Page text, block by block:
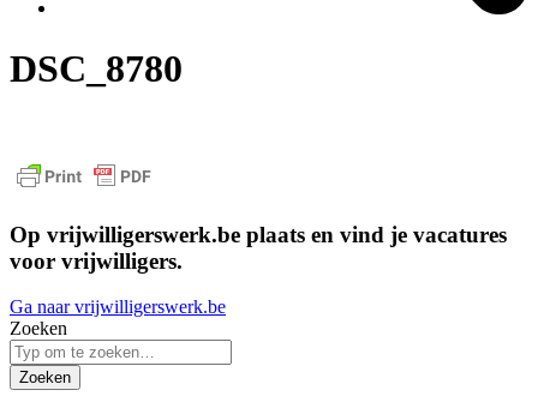
DSC_8780
Op vrijwilligerswerk.be plaats en vind je vacatures
voor vrijwilligers.
Ga naar vrijwilligerswerk.be
Zoeken
Zoeken